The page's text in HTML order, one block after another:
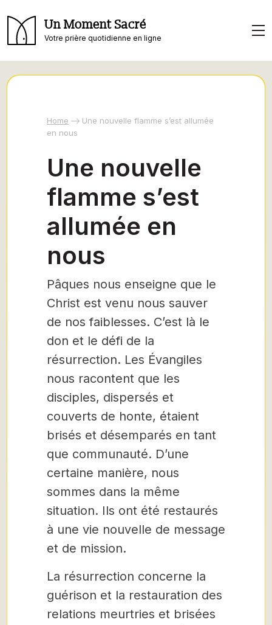
Un Moment Sacré
Votre prière quotidienne en ligne
Home
Une nouvelle flamme s’est allumée
en nous
Une nouvelle
flamme s’est
allumée en
nous
Pâques nous enseigne que le
Christ est venu nous sauver
de nos faiblesses. C’est là le
don et le défi de la
résurrection. Les Évangiles
nous racontent que les
disciples, dispersés et
couverts de honte, étaient
brisés et désemparés en tant
que communauté. D’une
certaine manière, nous
sommes dans la même
situation. Ils ont été restaurés
à une vie nouvelle de message
et de mission.
La résurrection concerne la
guérison et la restauration des
relations meurtries et brisées